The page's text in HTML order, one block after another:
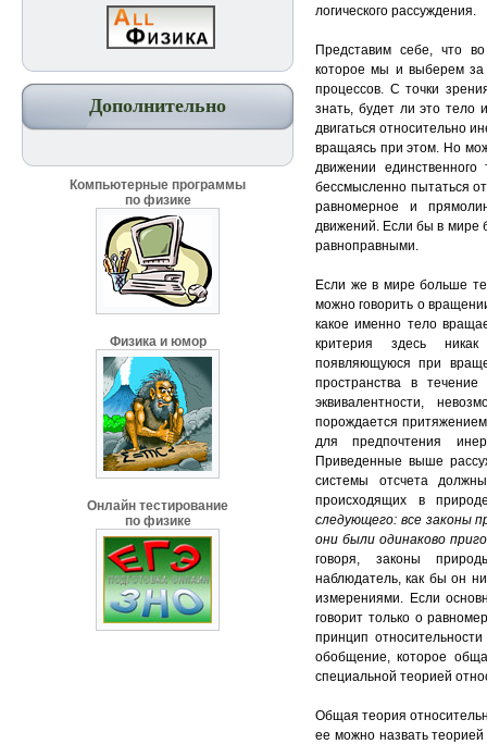
Дополнительно
Компьютерные программы
по физике
Физика и юмор
Онлайн тестирование
по физике
логического рассуждения.
Представим себе, что
которое мы и выберем за
процессов. С точки
знать, будет ли это тело
двигаться относительно
вращаясь при этом. Но
движении
бессмысленно пытаться
равномерное и
движений. Если бы в мире
равноправными.
Если же в мире больше
можно говорить о
какое именно тело
критерия здесь никак
появляющуюся при
пространства в
эквивалентности,
порождается притяжением
для предпочтения
Приведенные выше
системы отсчета
происходящих в
следующего: все законы
они были одинаково
говоря, законы
наблюдатель, как бы он
измерениями. Если
говорит только о
принцип
обобщение, которое
специальной теорией
Общая теория
ее можно назвать